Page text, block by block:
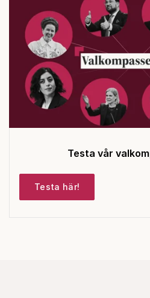
Testa vår
Testa här!